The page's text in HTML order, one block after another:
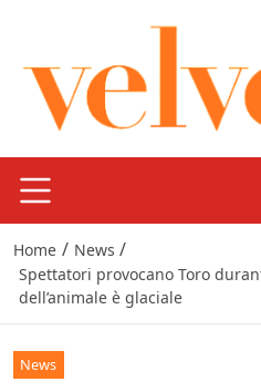
Home / News /
Spettatori provocano Toro
dell’animale è glaciale
News